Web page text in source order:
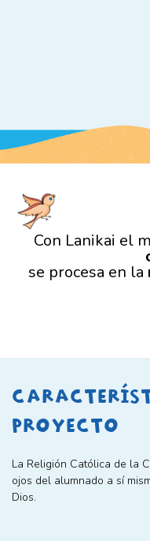
Con Lanikai el
se procesa en la
PROYECTO
La Religión Católica de la
ojos del alumnado a sí
Dios.